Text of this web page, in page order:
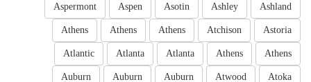
Ashland
Ashley
Asotin
Aspen
Aspermont
Astoria
Atchison
Athens
Athens
Athens
Athens
Athens
Atlanta
Atlanta
Atlantic
Atoka
Atwood
Auburn
Auburn
Auburn